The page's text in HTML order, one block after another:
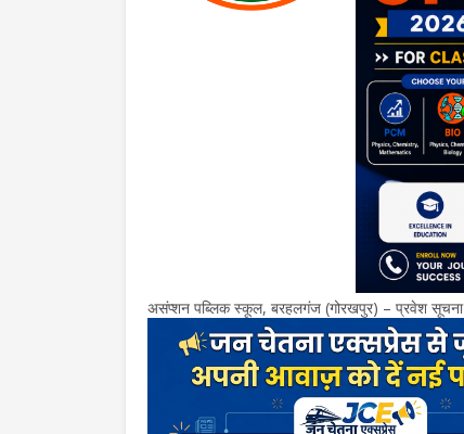
असंप्शन पब्लिक स्कूल, बरहलगंज (गोरखपुर) – प्रवेश सूचना